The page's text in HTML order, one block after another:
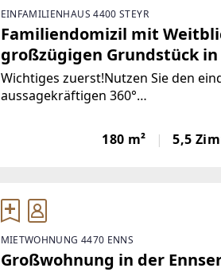
EINFAMILIENHAUS 4400 STEYR
Familiendomizil mit
großzügigen Grundstück in
Wichtiges zuerst!Nutzen Sie den
aussagekräftigen 360°
angenehmer Wohnlage von Steyr
Haus großzügiges Platzangebot
180 m² 5,5
MIETWOHNUNG 4470 ENNS
Großwohnung in der